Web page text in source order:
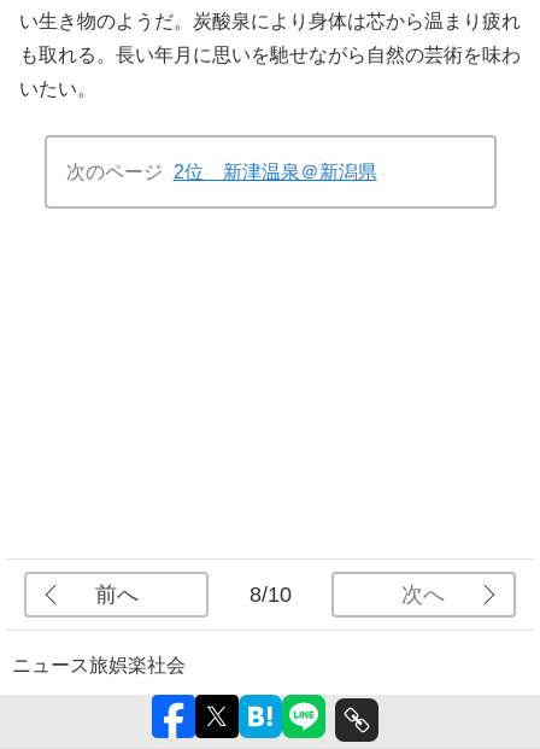
い生き物のようだ。炭酸泉により身体は芯から温まり疲れ
も取れる。長い年月に思いを馳せながら自然の芸術を味わ
いたい。
次のページ 2位 新津温泉＠新潟県
前へ 8/10 次へ
ニュース旅娯楽社会